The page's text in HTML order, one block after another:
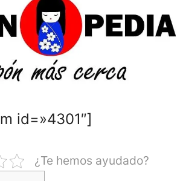
id=»4301″]
¿Te hemos ayudado?